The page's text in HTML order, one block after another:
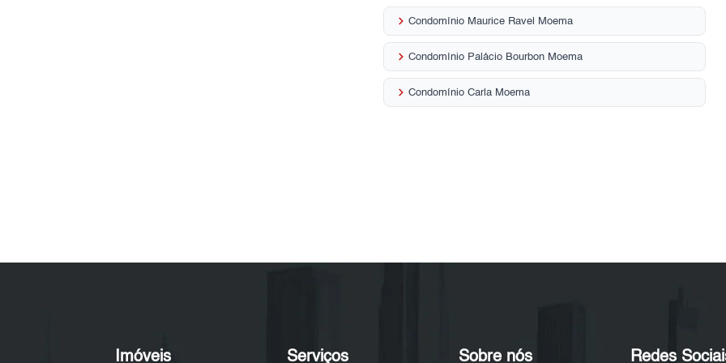
keyboard_arrow_rightCondomínio Maurice Ravel Moema
keyboard_arrow_rightCondomínio Palácio Bourbon Moema
keyboard_arrow_rightCondomínio Carla Moema
Imóveis Serviços Sobre nós Redes